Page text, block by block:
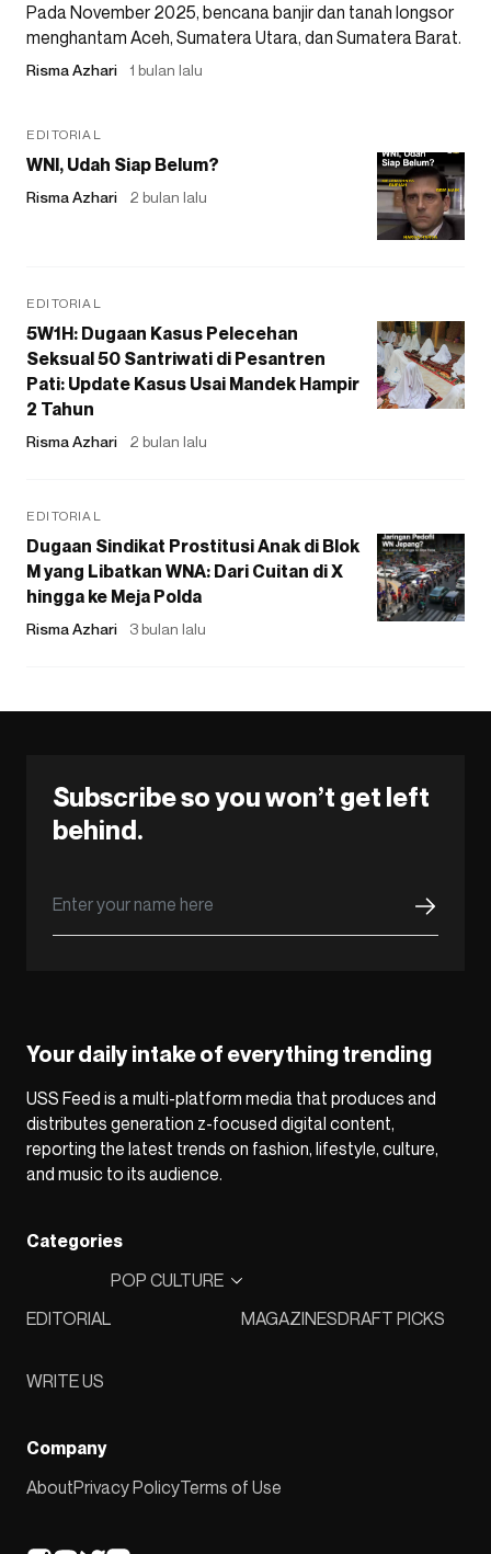
Pada November 2025, bencana banjir dan tanah longsor
menghantam Aceh, Sumatera Utara, dan Sumatera Barat.
Risma Azhari 1 bulan lalu
EDITORIAL
WNI, Udah Siap Belum?
Risma Azhari 2 bulan lalu
EDITORIAL
5W1H: Dugaan Kasus Pelecehan
Seksual 50 Santriwati di Pesantren
Pati: Update Kasus Usai Mandek Hampir
2 Tahun
Risma Azhari 2 bulan lalu
EDITORIAL
Dugaan Sindikat Prostitusi Anak di Blok
M yang Libatkan WNA: Dari Cuitan di X
hingga ke Meja Polda
Risma Azhari 3 bulan lalu
Subscribe so you won’t get left
behind.
Your daily intake of everything trending
USS Feed is a multi-platform media that produces and
distributes generation z-focused digital content,
reporting the latest trends on fashion, lifestyle, culture,
and music to its audience.
Categories
EDITORIAL
POP CULTURE
MAGAZINESDRAFT PICKS
WRITE US
Company
AboutPrivacy PolicyTerms of Use